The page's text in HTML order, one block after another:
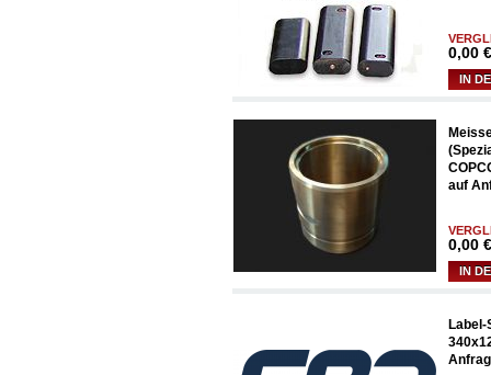
0,00
IN
auf
0,00
IN
Label-